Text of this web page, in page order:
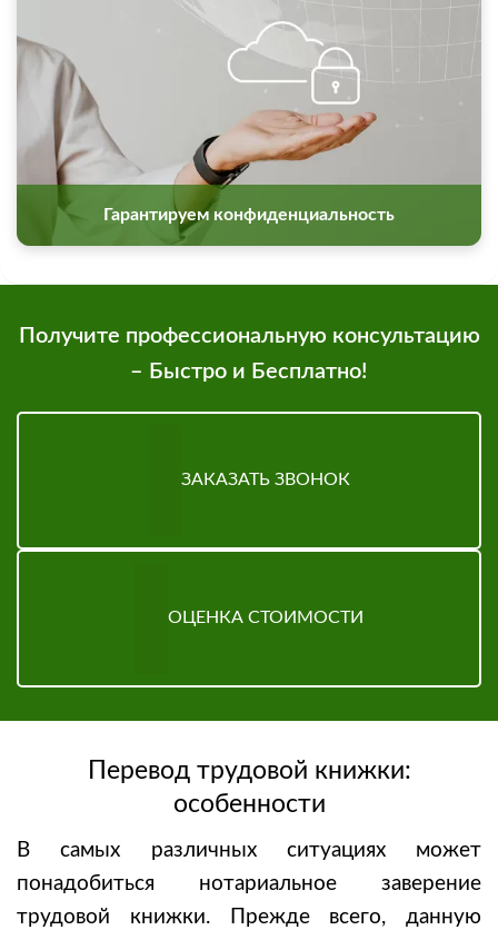
Гарантируем конфиденциальность
Получите профессиональную консультацию
– Быстро и Бесплатно!
ЗАКАЗАТЬ ЗВОНОК
ОЦЕНКА СТОИМОСТИ
Перевод трудовой книжки:
особенности
В самых различных ситуациях может
понадобиться нотариальное заверение
трудовой книжки. Прежде всего, данную